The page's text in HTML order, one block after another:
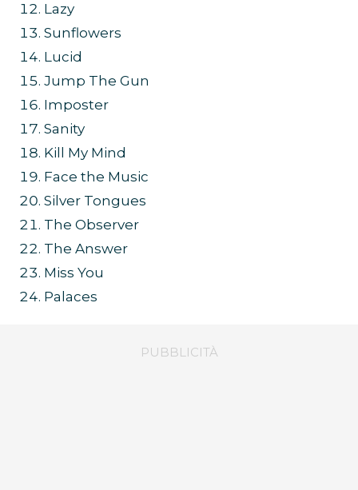
Lazy
Sunflowers
Lucid
Jump The Gun
Imposter
Sanity
Kill My Mind
Face the Music
Silver Tongues
The Observer
The Answer
Miss You
Palaces